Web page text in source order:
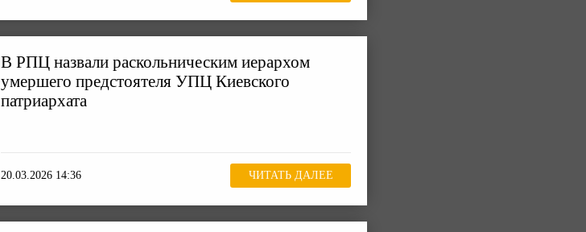
В РПЦ назвали раскольническим иерархом
умершего предстоятеля УПЦ Киевского
патриархата
20.03.2026 14:36 ЧИТАТЬ ДАЛЕЕ